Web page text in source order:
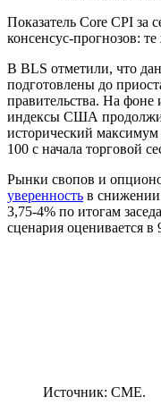
Показатель Core CPI за
консенсус-прогнозов:
В BLS отметили, что
подготовлены до
правительства. На
индексы США
исторический
100 с начала торговой
Рынки свопов и
уверенность в снижении
3,75-4% по итогам
сценария оценивается в
Источник: CME.